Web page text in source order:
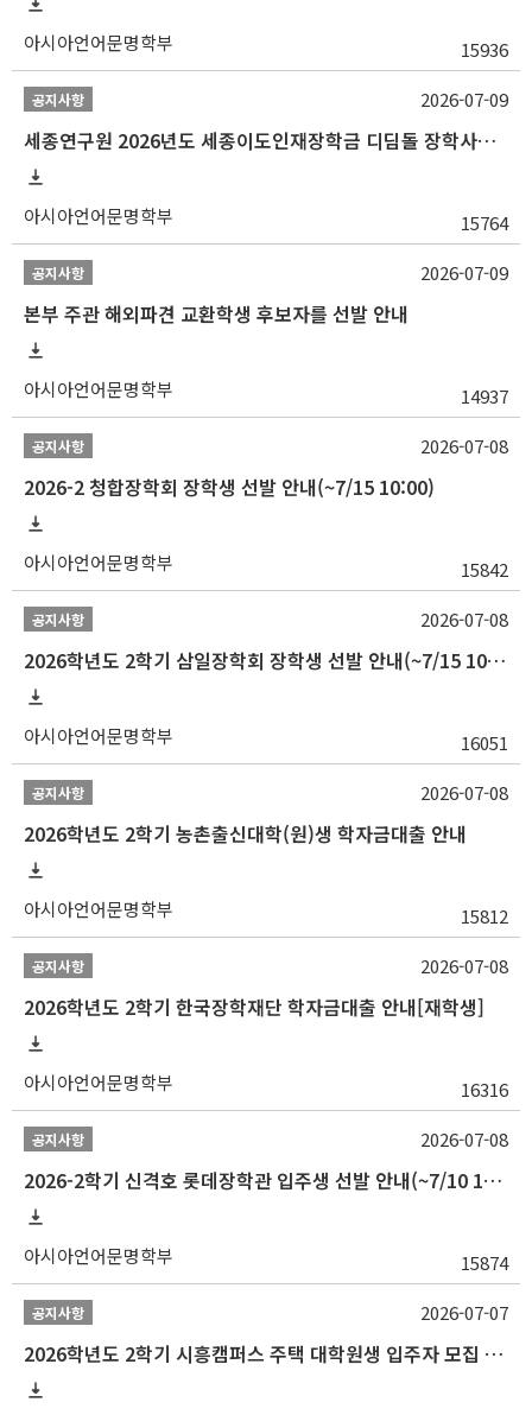
아시아언어문명학부 15936
공지사항
세종연구원 2026년도 세종이도인재장학금 디딤돌 장학사업 학자금대출 관련분야(원금상환, 이자지원) 신청 사업 안내
아시아언어문명학부 15764
2026-07-09
공지사항
본부 주관 해외파견 교환학생 후보자를 선발 안내
아시아언어문명학부 14937
2026-07-09
공지사항
2026-2 청합장학회 장학생 선발 안내(~7/15 10:00)
아시아언어문명학부 15842
2026-07-08
공지사항
2026학년도 2학기 삼일장학회 장학생 선발 안내(~7/15 10:00)
아시아언어문명학부 16051
2026-07-08
공지사항
2026학년도 2학기 농촌출신대학(원)생 학자금대출 안내
아시아언어문명학부 15812
2026-07-08
공지사항
2026학년도 2학기 한국장학재단 학자금대출 안내[재학생]
아시아언어문명학부 16316
2026-07-08
공지사항
2026-2학기 신격호 롯데장학관 입주생 선발 안내(~7/10 10:00)
아시아언어문명학부 15874
2026-07-08
공지사항
2026학년도 2학기 시흥캠퍼스 주택 대학원생 입주자 모집 안내
2026-07-07